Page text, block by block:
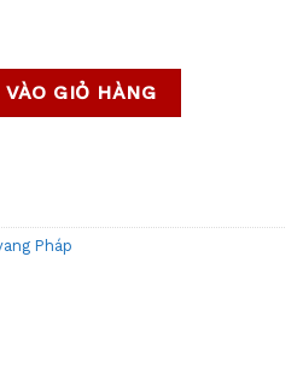
Bordeaux số lượng
GIỎ HÀNG
Pháp